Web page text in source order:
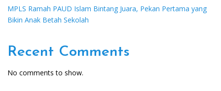
MPLS Ramah PAUD Islam Bintang Juara, Pekan Pertama yang
Bikin Anak Betah Sekolah
Recent Comments
No comments to show.